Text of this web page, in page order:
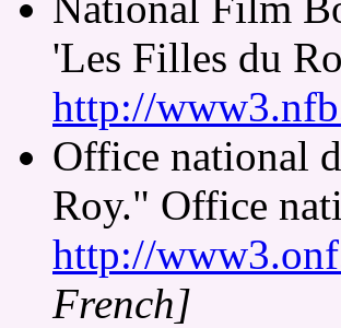
'Les Filles du
http://
Office national
Roy." Office
http://
French]